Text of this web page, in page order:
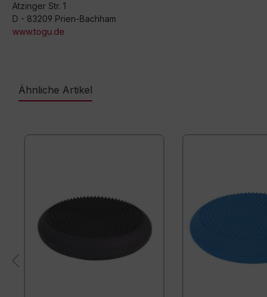
Atzinger Str. 1
D - 83209 Prien-Bachham
www.togu.de
Ähnliche Artikel